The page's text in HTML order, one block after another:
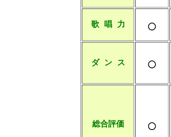
歌 唱 力 ○
ダ ン ス ○
総合評価 ○